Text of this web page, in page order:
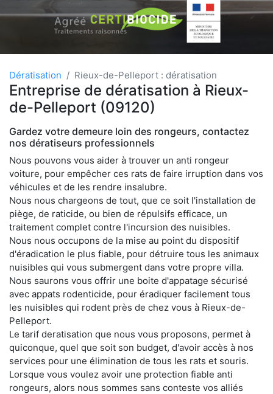
Dératisation Rieux-de-Pelleport : dératisation
Entreprise de dératisation à Rieux-
de-Pelleport (09120)
Gardez votre demeure loin des rongeurs, contactez
nos dératiseurs professionnels
Nous pouvons vous aider à trouver un anti rongeur
voiture, pour empêcher ces rats de faire irruption dans vos
véhicules et de les rendre insalubre.
Nous nous chargeons de tout, que ce soit l'installation de
piège, de raticide, ou bien de répulsifs efficace, un
traitement complet contre l'incursion des nuisibles.
Nous nous occupons de la mise au point du dispositif
d'éradication le plus fiable, pour détruire tous les animaux
nuisibles qui vous submergent dans votre propre villa.
Nous saurons vous offrir une boite d'appatage sécurisé
avec appats rodenticide, pour éradiquer facilement tous
les nuisibles qui rodent près de chez vous à Rieux-de-
Pelleport.
Le tarif deratisation que nous vous proposons, permet à
quiconque, quel que soit son budget, d'avoir accès à nos
services pour une élimination de tous les rats et souris.
Lorsque vous voulez avoir une protection fiable anti
rongeurs, alors nous sommes sans conteste vos alliés